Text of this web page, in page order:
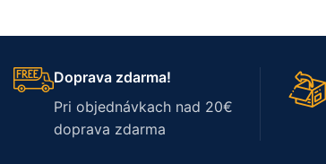
Doprava zdarma!
Pri objednávkach nad 20€
doprava zdarma